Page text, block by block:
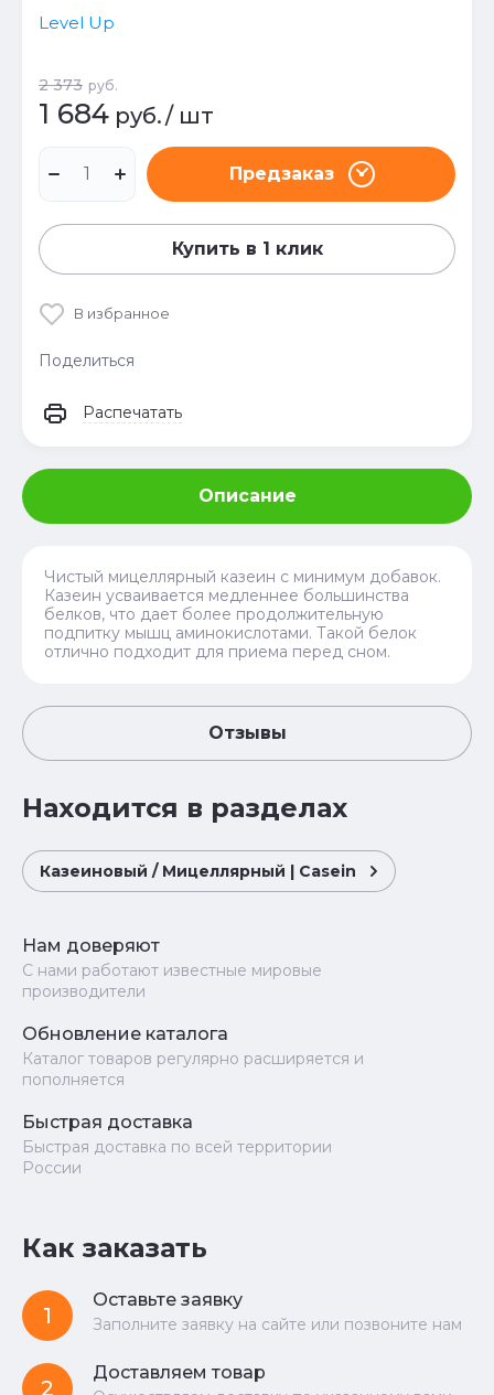
Level Up
2 373 руб.
1 684 руб./ шт
Предзаказ
Купить в 1 клик
В избранное
Поделиться
Распечатать
Описание
Чистый мицеллярный казеин с минимум добавок.
Казеин усваивается медленнее большинства
белков, что дает более продолжительную
подпитку мышц аминокислотами. Такой белок
отлично подходит для приема перед сном.
Отзывы
Находится в разделах
Казеиновый / Мицеллярный | Casein
Нам доверяют
С нами работают известные мировые
производители
Обновление каталога
Каталог товаров регулярно расширяется и
пополняется
Быстрая доставка
Быстрая доставка по всей территории
России
Как заказать
1
Оставьте заявку
Заполните заявку на сайте или позвоните нам
2
Доставляем товар